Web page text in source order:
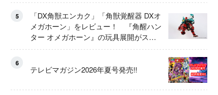
5
「DX角獣エンカク」「角獣覚醒器 DXオ
メガホーン」をレビュー！ 『角醒ハン
ター オメガホーン』の玩具展開がスタ
ート！
6
テレビマガジン2026年夏号発売!!